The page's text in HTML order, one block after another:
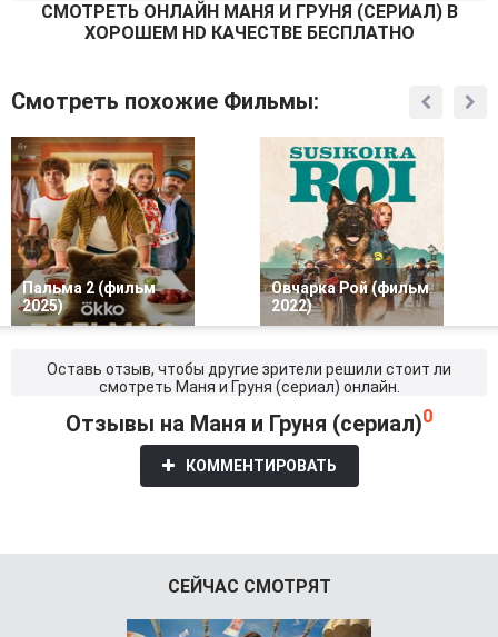
СМОТРEТЬ ОНЛАЙН МАНЯ И ГРУНЯ (СЕРИАЛ) В
ХОРОШЕМ HD КАЧЕСТВЕ БЕСПЛАТНО
Смотреть похожие Фильмы:
Пальма 2 (фильм
2025)
Овчарка Рой (фильм
2022)
Оставь отзыв, чтобы другие зрители решили стоит ли
смотреть Маня и Груня (сериал) онлайн.
Отзывы на Маня и Груня (сериал)0
КОММЕНТИРОВАТЬ
СЕЙЧАС СМОТРЯТ